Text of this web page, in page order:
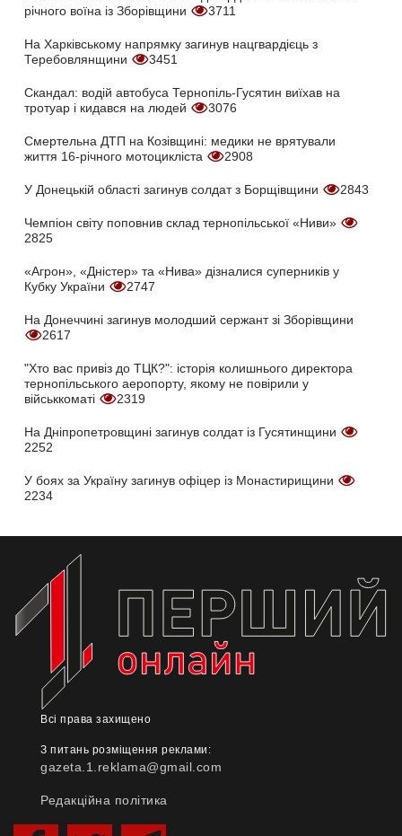
річного воїна із Зборівщини
3711
На Харківському напрямку загинув нацгвардієць з
Теребовлянщини
3451
Скандал: водій автобуса Тернопіль-Гусятин виїхав на
тротуар і кидався на людей
3076
Смертельна ДТП на Козівщині: медики не врятували
життя 16-річного мотоцикліста
2908
У Донецькій області загинув солдат з Борщівщини 2843
Чемпіон світу поповнив склад тернопільської «Ниви»
2825
«Агрон», «Дністер» та «Нива» дізналися суперників у
Кубку України
2747
На Донеччині загинув молодший сержант зі Зборівщини
2617
"Хто вас привіз до ТЦК?": історія колишнього директора
тернопільського аеропорту, якому не повірили у
військкоматі
2319
На Дніпропетровщині загинув солдат із Гусятинщини
2252
У боях за Україну загинув офіцер із Монастирищини
2234
Всі права захищено
З питань розміщення реклами:
gazeta.1.reklama@gmail.com
Редакційна політика